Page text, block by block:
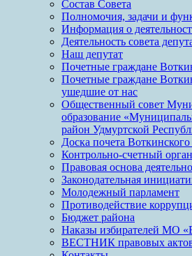
Состав Совета
Полномочия, задачи и
Информация о
Деятельность совета
Наш депутат
Почетные граждане
Почетные граждане
ушедшие от нас
Общественный совет
образование
район Удмуртской
Доска почета
Контрольно-счетный орган
Правовая основа
Законодательная
Молодежный парламент
Противодействие
Бюджет района
Наказы избирателей МО
ВЕСТНИК правовых